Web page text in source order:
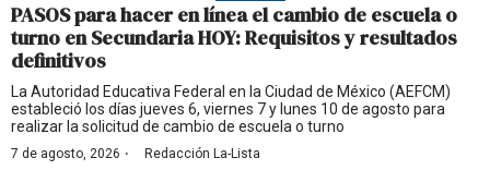
PASOS para hacer en línea el cambio de escuela o
turno en Secundaria HOY: Requisitos y resultados
definitivos
La Autoridad Educativa Federal en la Ciudad de México (AEFCM)
estableció los días jueves 6, viernes 7 y lunes 10 de agosto para
realizar la solicitud de cambio de escuela o turno
7 de agosto, 2026 · Redacción La-Lista